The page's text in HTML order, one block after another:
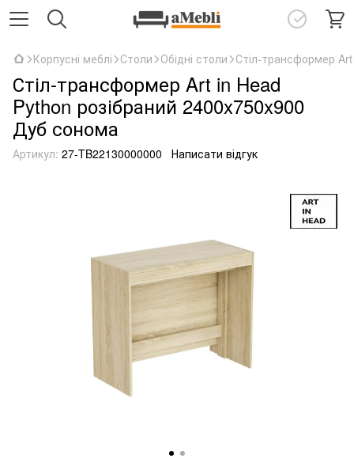
Корпусні меблі Столи Обідні столи Стіл-трансформер
Стіл-трансформер Art in Head
Python розібраний 2400x750x900
Дуб сонома
Артикул: 27-TB22130000000 Написати відгук